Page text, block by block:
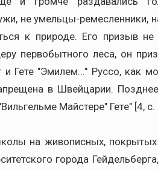
не умельцы-
к природе. Его призыв
первобытного леса, он
Гете "Эмилем..." Руссо, как
в Швейцарии.
Майстере" Гете" [4,
на живописных,
города